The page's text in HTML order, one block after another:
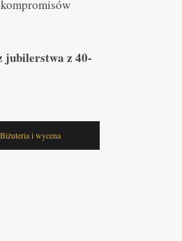
jubilerstwa z 40-
Biżuteria i wycena